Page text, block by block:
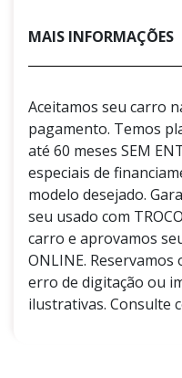
MAIS INFORMAÇÕES
Aceitamos seu carro
pagamento. Temos
até 60 meses SEM
especiais de
modelo desejado.
seu usado com
carro e aprovamos
ONLINE.
erro de digitação ou
ilustrativas. Consulte